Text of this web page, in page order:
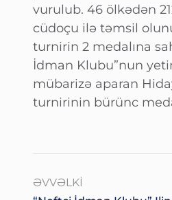
vurulub. 46 ölkədən
cüdoçu ilə təmsil
turnirin 2 medalına
İdman Klubu”nun
mübarizə aparan
turnirinin bürünc
ƏVVƏLKI